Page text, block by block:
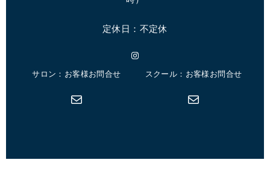
定休日：不定休
Instagram
サロン：お客様お問合せ
メール
スクール：お客様お問合せ
メール